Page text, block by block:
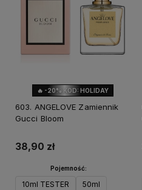
🔥 -20% KOD: HOLIDAY
603. ANGELOVE Zamiennik
Gucci Bloom
38,90 zł
Pojemność:
10ml TESTER 50ml